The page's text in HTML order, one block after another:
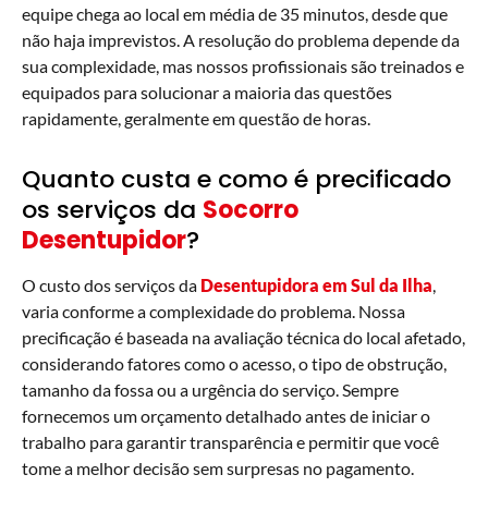
equipe chega ao local em média de 35 minutos, desde que
não haja imprevistos. A resolução do problema depende da
sua complexidade, mas nossos profissionais são treinados e
equipados para solucionar a maioria das questões
rapidamente, geralmente em questão de horas.
Quanto custa e como é precificado
os serviços da Socorro
Desentupidor?
O custo dos serviços da Desentupidora em Sul da Ilha,
varia conforme a complexidade do problema. Nossa
precificação é baseada na avaliação técnica do local afetado,
considerando fatores como o acesso, o tipo de obstrução,
tamanho da fossa ou a urgência do serviço. Sempre
fornecemos um orçamento detalhado antes de iniciar o
trabalho para garantir transparência e permitir que você
tome a melhor decisão sem surpresas no pagamento.